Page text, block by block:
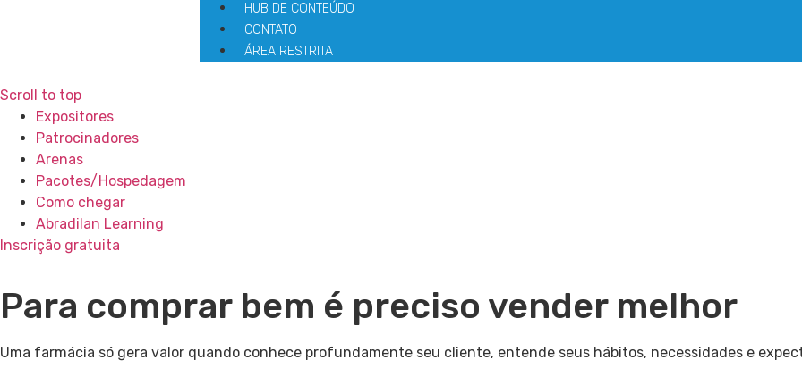
HUB DE CONTEÚDO
CONTATO
ÁREA RESTRITA
Scroll to top
Expositores
Patrocinadores
Arenas
Pacotes/Hospedagem
Como chegar
Abradilan Learning
Inscrição gratuita
Para comprar bem é preciso vender melhor
Uma farmácia só gera valor quando conhece profundamente seu cliente, entende seus hábitos, necessidades e